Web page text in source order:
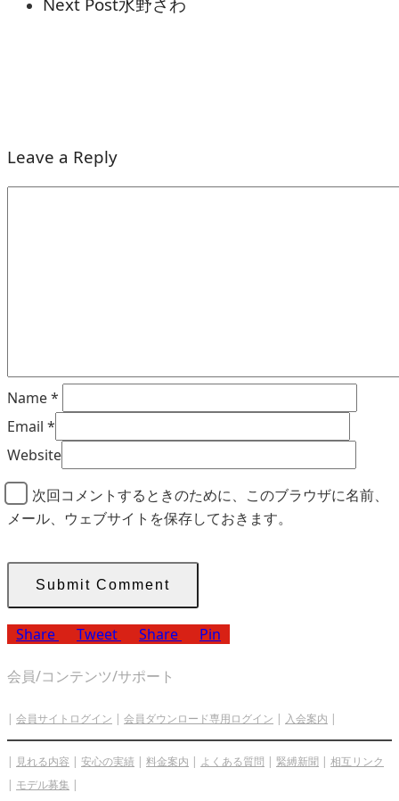
Leave a Reply
Name*
Email *
Website
次回コメントするときのために、このブラウザに名前、
メール、ウェブサイトを保存しておきます。
Share Tweet Share Pin
会員/コンテンツ/サポート
| 会員サイトログイン | 会員ダウンロード専用ログイン | 入会案内 |
| 見れる内容 | 安心の実績 | 料金案内 | よくある質問 | 緊縛新聞 | 相互リンク
| モデル募集 |